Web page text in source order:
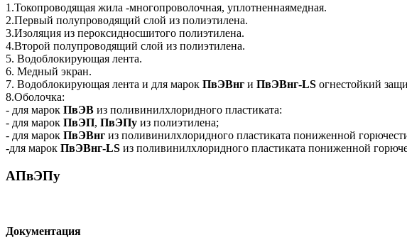
1.Токопроводящая жила -многопроволочная, уплотненнаямедная.
2.Первый полупроводящий слой из полиэтилена.
3.Изоляция из пероксидносшитого полиэтилена.
4.Второй полупроводящий слой из полиэтилена.
5. Водоблокирующая лента.
6. Медный экран.
7. Водоблокирующая лента и для марок ПвЭВнг и ПвЭВнг-LS огнестойкий
8.Оболочка:
- для марок ПвЭВ из поливинилхлоридного пластиката:
- для марок ПвЭП, ПвЭПу из полиэтилена;
- для марок ПвЭВнг из поливинилхлоридного пластиката пониженной
-для марок ПвЭВнг-LS из поливинилхлоридного пластиката пониженной
АПвЭПу
Документация